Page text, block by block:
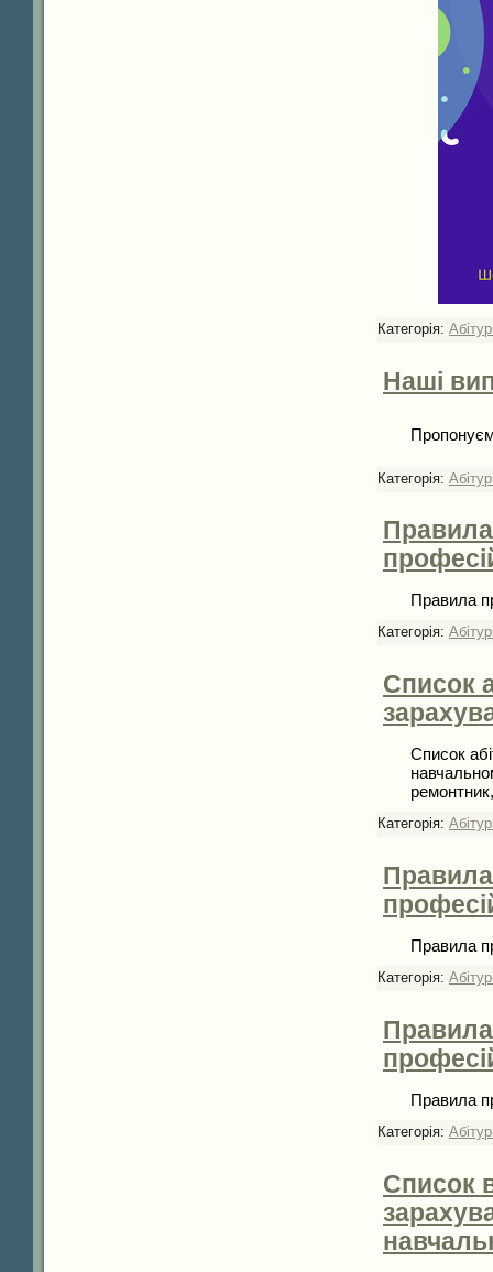
Категорія:
Наші
Категорія:
Правила
Категорія:
Список
Список
Категорія:
Правила
Категорія:
Правила
Категорія:
Список